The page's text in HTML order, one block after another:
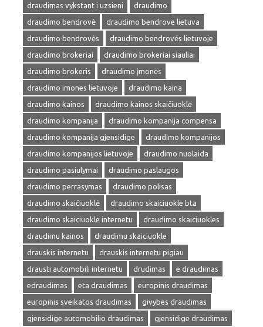
draudimas vykstant i uzsieni
draudimo
draudimo bendrovė
draudimo bendrove lietuva
draudimo bendrovės
draudimo bendrovės lietuvoje
draudimo brokeriai
draudimo brokeriai siauliai
draudimo brokeris
draudimo įmonės
draudimo imones lietuvoje
draudimo kaina
draudimo kainos
draudimo kainos skaičiuoklė
draudimo kompanija
draudimo kompanija compensa
draudimo kompanija gjensidige
draudimo kompanijos
draudimo kompanijos lietuvoje
draudimo nuolaida
draudimo pasiulymai
draudimo paslaugos
draudimo perrasymas
draudimo polisas
draudimo skaičiuoklė
draudimo skaiciuokle bta
draudimo skaiciuokle internetu
draudimo skaiciuokles
draudimu kainos
draudimu skaiciuokle
drauskis internetu
drauskis internetu pigiau
drausti automobili internetu
drudimas
e draudimas
edraudimas
eta draudimas
europinis draudimas
europinis sveikatos draudimas
givybes draudimas
gjensidige automobilio draudimas
gjensidige draudimas